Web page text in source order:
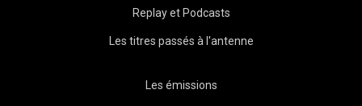
Replay et Podcasts
Les titres passés à l'antenne
Les émissions